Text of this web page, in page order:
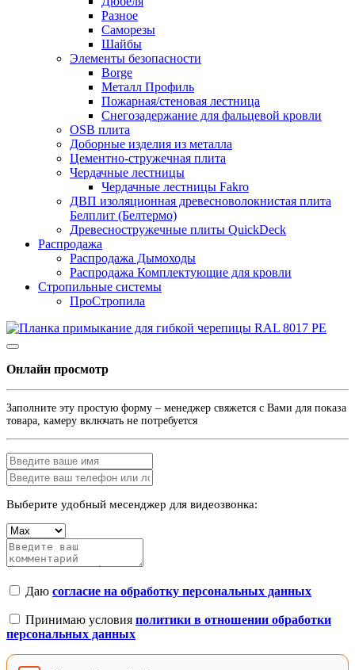
Разное
Саморезы
Шайбы
Элементы безопасности
Borge
Металл Профиль
Пожарная/стеновая лестница
Снегозадержание для фальцевой кровли
OSB плита
Доборные изделия из металла
Цементно-стружечная плита
Чердачные лестницы
Чердачные лестницы Fakro
ДВП изоляционная древесноволокнистая плита
Белплит (Белтермо)
Древесностружечные плиты QuickDeck
Распродажа
Распродажа Дымоходы
Распродажа Комплектующие для кровли
Стропильные системы
ПроСтропила
Онлайн просмотр
Заполните эту простую форму – менеджер свяжется с Вами для показа
товара, камеру включать не потребуется
Выберите удобный месенджер для видеозвонка:
Даю согласие на обработку персональных данных
Принимаю условия политики в отношении обработки
персональных данных